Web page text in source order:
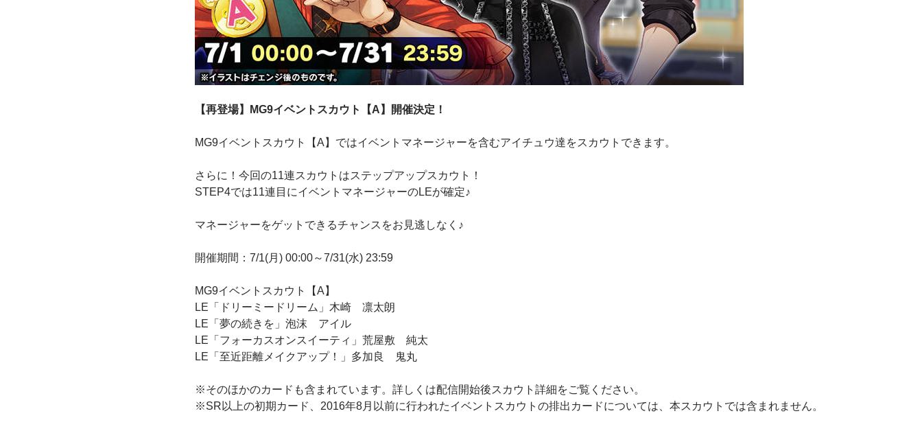
【再登場】MG9イベントスカウト【A】開催決定！
MG9イベントスカウト【A】ではイベントマネージャーを含むアイチュウ達をスカウトできます。
さらに！今回の11連スカウトはステップアップスカウト！
STEP4では11連目にイベントマネージャーのLEが確定♪
マネージャーをゲットできるチャンスをお見逃しなく♪
開催期間：7/1(月) 00:00～7/31(水) 23:59
MG9イベントスカウト【A】
LE「ドリーミードリーム」木崎 凛太朗
LE「夢の続きを」泡沫 アイル
LE「フォーカスオンスイーティ」荒屋敷 純太
LE「至近距離メイクアップ！」多加良 鬼丸
※そのほかのカードも含まれています。詳しくは配信開始後スカウト詳細をご覧ください。
※SR以上の初期カード、2016年8月以前に行われたイベントスカウトの排出カードについては、本スカウトでは含まれません。